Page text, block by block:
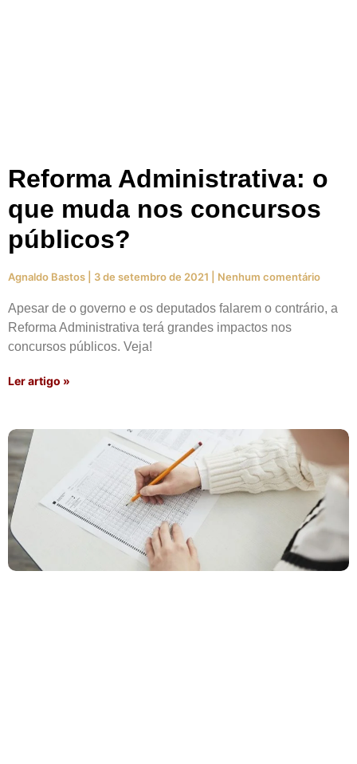
Reforma Administrativa: o
que muda nos concursos
públicos?
Agnaldo Bastos 3 de setembro de 2021 Nenhum comentário
Apesar de o governo e os deputados falarem o contrário, a
Reforma Administrativa terá grandes impactos nos
concursos públicos. Veja!
Ler artigo »